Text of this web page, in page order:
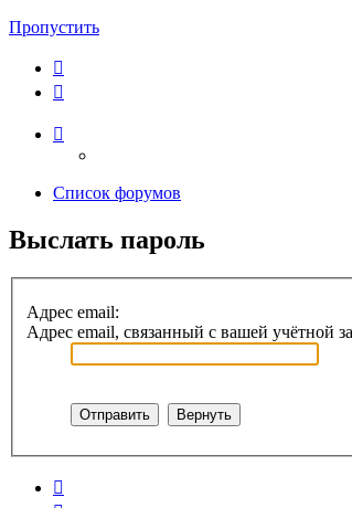
Пропустить
Список форумов
Выслать пароль
Адрес email:
Адрес email, связанный с вашей учётной